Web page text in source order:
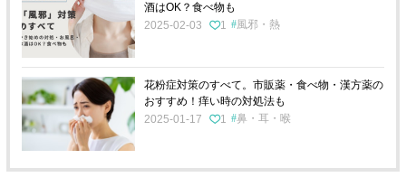
酒はOK？食べ物も
2025-02-03
1 風邪・熱
花粉症対策のすべて。市販薬・食べ物・漢方薬の
おすすめ！痒い時の対処法も
2025-01-17
1 鼻・耳・喉